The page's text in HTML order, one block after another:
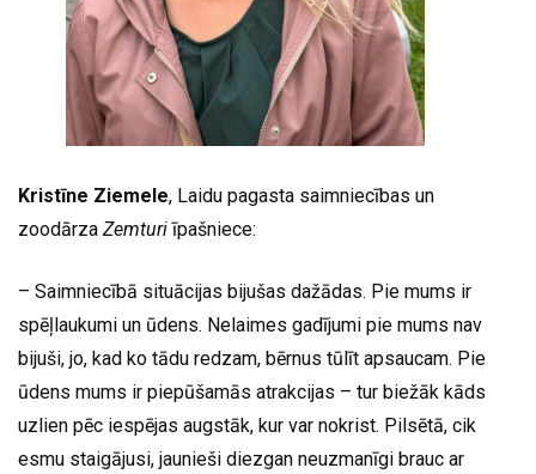
Kristīne Ziemele, Laidu pagasta saimniecības un
zoodārza Zemturiīpašniece:
– Saimniecībā situācijas bijušas dažādas. Pie mums ir
spēļlaukumi un ūdens. Nelaimes gadījumi pie mums nav
bijuši, jo, kad ko tādu redzam, bērnus tūlīt apsaucam. Pie
ūdens mums ir piepūšamās atrakcijas – tur biežāk kāds
uzlien pēc iespējas augstāk, kur var nokrist. Pilsētā, cik
esmu staigājusi, jaunieši diezgan neuzmanīgi brauc ar